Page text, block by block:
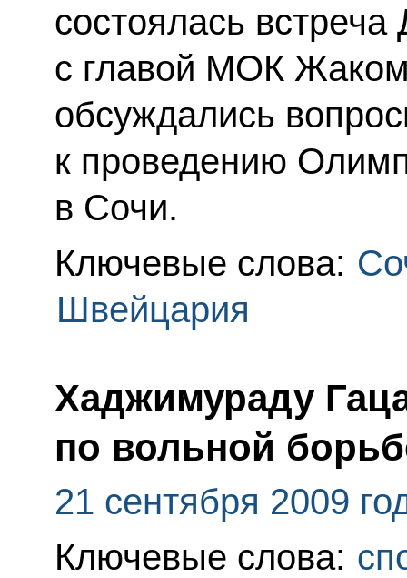
состоялась
с главой МОК Жаком
обсуждались
к проведению
в Сочи.
Ключевые слова:
Швейцария
Хаджимураду
по вольной
21 сентября 2009
Ключевые слова: